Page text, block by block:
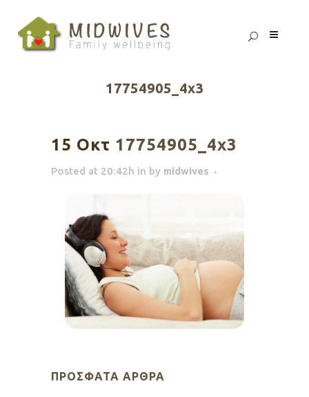
17754905_4x3
15 Οκτ 17754905_4x3
Posted at 20:42h in by midwives
ΠΡΌΣΦΑΤΑ ΆΡΘΡΑ